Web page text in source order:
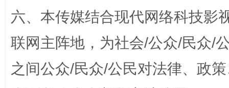
六、本传媒结合现代网络科技影
联网主阵地，为社会/公众/民众/
之间公众/民众/公民对法律、政